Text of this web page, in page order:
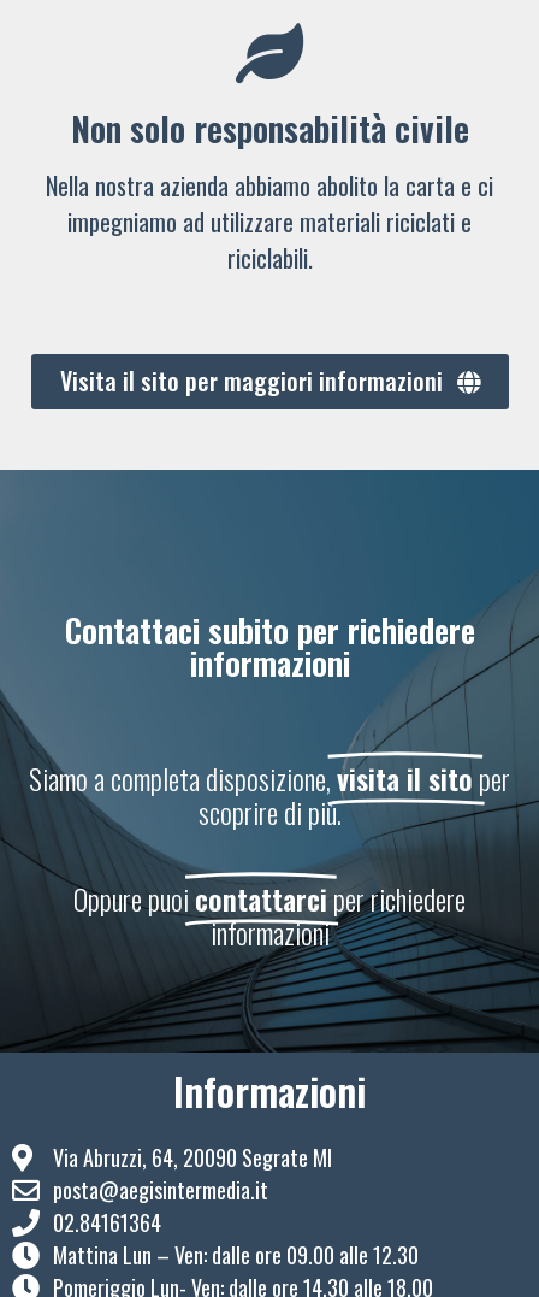
Non solo responsabilità civile
Nella nostra azienda abbiamo abolito la carta e ci
impegniamo ad utilizzare materiali riciclati e
riciclabili.
Visita il sito per maggiori informazioni
Contattaci subito per richiedere
informazioni
Siamo a completa disposizione,visita il sitoper
scoprire di più.
Oppure puoicontattarciper richiedere
informazioni
Informazioni
Via Abruzzi, 64, 20090 Segrate MI
posta@aegisintermedia.it
02.84161364
Mattina Lun – Ven: ​dalle ore 09.00 alle 12.30
Pomeriggio Lun- Ven: dalle ore 14.30 alle 18.00